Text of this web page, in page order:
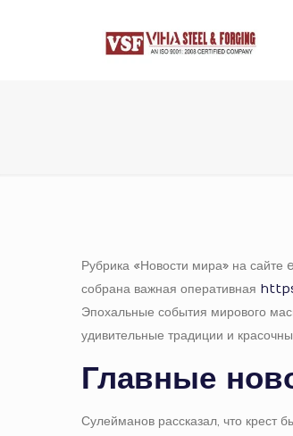
Рубрика «Новости мира» на
собрана важная оперативная
Эпохальные события мирового
удивительные традиции и
Главные
Сулейманов рассказал, что крест